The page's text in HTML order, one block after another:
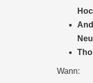
Wann: